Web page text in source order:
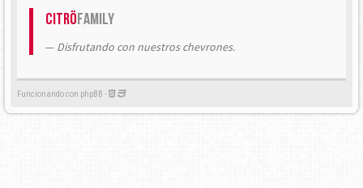
CitröFamily
Disfrutando con nuestros chevrones.
Funcionando con phpBB -